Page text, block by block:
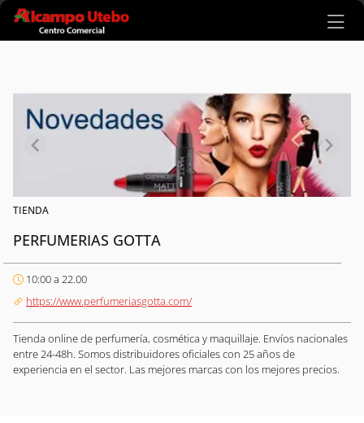
Ir al contenido principal
TIENDA
PERFUMERIAS GOTTA
10:00 a 22.00
https://www.perfumeriasgotta.com/
Tienda online de perfumería, cosmética y maquillaje. Envíos nacionales
entre 24-48h. Somos distribuidores oficiales con 25 años de
experiencia en el sector. Las mejores marcas con los mejores precios.